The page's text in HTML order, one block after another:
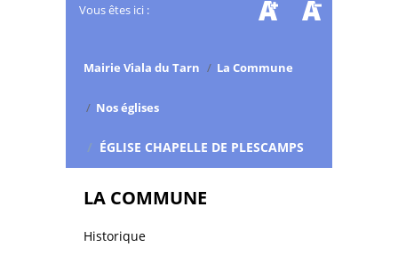
Vous êtes ici :
Mairie Viala du Tarn / La Commune
/ Nos églises
/ ÉGLISE CHAPELLE DE PLESCAMPS
LA COMMUNE
Historique